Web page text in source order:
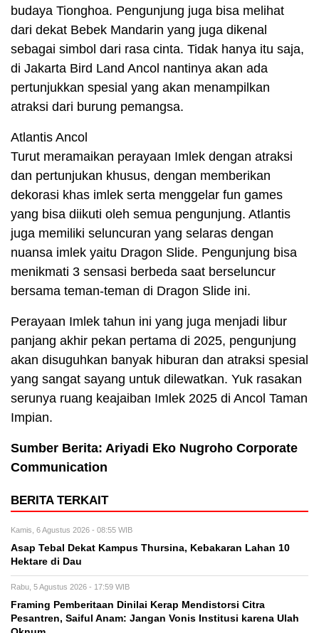
budaya Tionghoa. Pengunjung juga bisa melihat
dari dekat Bebek Mandarin yang juga dikenal
sebagai simbol dari rasa cinta. Tidak hanya itu saja,
di Jakarta Bird Land Ancol nantinya akan ada
pertunjukkan spesial yang akan menampilkan
atraksi dari burung pemangsa.
Atlantis Ancol
Turut meramaikan perayaan Imlek dengan atraksi
dan pertunjukan khusus, dengan memberikan
dekorasi khas imlek serta menggelar fun games
yang bisa diikuti oleh semua pengunjung. Atlantis
juga memiliki seluncuran yang selaras dengan
nuansa imlek yaitu Dragon Slide. Pengunjung bisa
menikmati 3 sensasi berbeda saat berseluncur
bersama teman-teman di Dragon Slide ini.
Perayaan Imlek tahun ini yang juga menjadi libur
panjang akhir pekan pertama di 2025, pengunjung
akan disuguhkan banyak hiburan dan atraksi spesial
yang sangat sayang untuk dilewatkan. Yuk rasakan
serunya ruang keajaiban Imlek 2025 di Ancol Taman
Impian.
Sumber Berita: Ariyadi Eko Nugroho Corporate
Communication
BERITA TERKAIT
Kamis, 6 Agustus 2026 - 08:55 WIB
Asap Tebal Dekat Kampus Thursina, Kebakaran Lahan 10
Hektare di Dau
Rabu, 5 Agustus 2026 - 17:59 WIB
Framing Pemberitaan Dinilai Kerap Mendistorsi Citra
Pesantren, Saiful Anam: Jangan Vonis Institusi karena Ulah